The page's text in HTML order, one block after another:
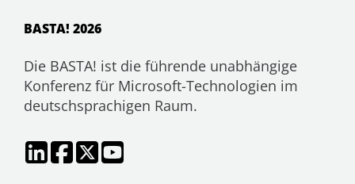
BASTA! 2026
Die BASTA! ist die führende unabhängige
Konferenz für Microsoft-Technologien im
deutschsprachigen Raum.